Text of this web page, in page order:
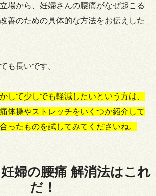
場から、妊婦さんの腰痛がなぜ起こる
善のための具体的な方法をお伝えした
も長いです。
して少しでも軽減したいという方は、
体操やストレッチをいくつか紹介して
ったものを試してみてくださいね。
婦の腰痛 解消法はこれ
だ！